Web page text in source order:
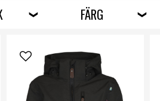
FÄRG